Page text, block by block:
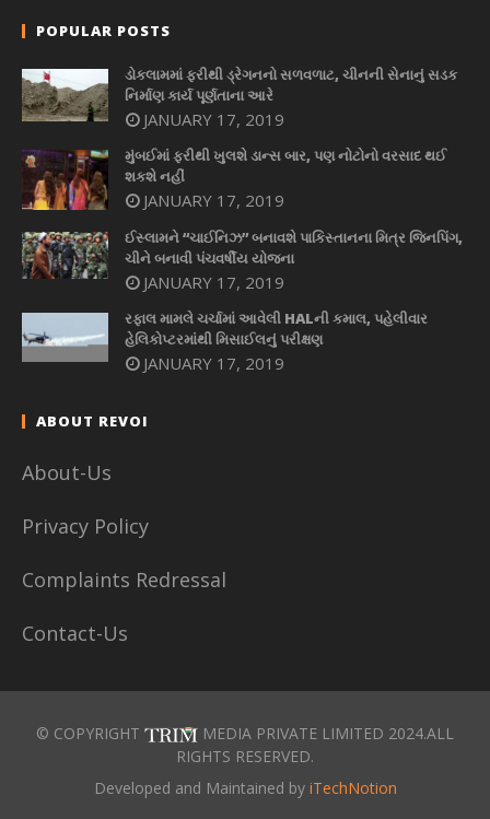
POPULAR POSTS
ડોકલામમાં ફરીથી ડ્રેગનનો સળવળાટ, ચીનની સેનાનું સડક
નિર્માણ કાર્ય પૂર્ણતાના આરે
JANUARY 17, 2019
મુંબઈમાં ફરીથી ખુલશે ડાન્સ બાર, પણ નોટોનો વરસાદ થઈ
શકશે નહીં
JANUARY 17, 2019
ઈસ્લામને “ચાઈનિઝ” બનાવશે પાકિસ્તાનના મિત્ર જિનપિંગ,
ચીને બનાવી પંચવર્ષીય યોજના
JANUARY 17, 2019
રફાલ મામલે ચર્ચામાં આવેલી HALની કમાલ, પહેલીવાર
હેલિકોપ્ટરમાંથી મિસાઈલનું પરીક્ષણ
JANUARY 17, 2019
ABOUT REVOI
About-Us
Privacy Policy
Complaints Redressal
Contact-Us
© COPYRIGHT
MEDIA PRIVATE LIMITED 2024.ALL
RIGHTS RESERVED.
Developed and Maintained by iTechNotion